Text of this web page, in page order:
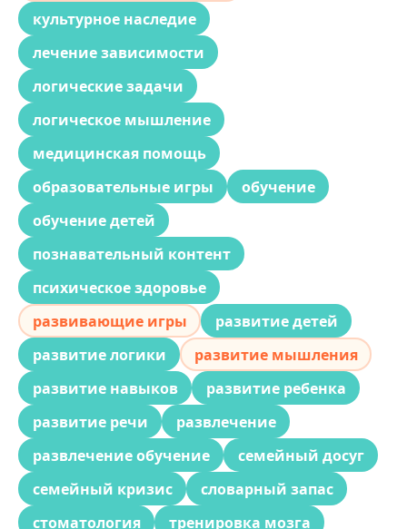
культурное наследие
лечение зависимости
логические задачи
логическое мышление
медицинская помощь
образовательные игры
обучение
обучение детей
познавательный контент
психическое здоровье
развивающие игры
развитие детей
развитие логики
развитие мышления
развитие навыков
развитие ребенка
развитие речи
развлечение
развлечение обучение
семейный досуг
семейный кризис
словарный запас
стоматология
тренировка мозга